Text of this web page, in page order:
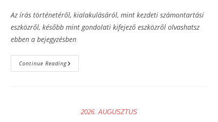
Az írás történetéről, kialakulásáról, mint kezdeti számontartási
eszközről, később mint gondolati kifejező eszközről olvashatsz
ebben a bejegyzésben
Continue ReadingAz
Írás
2026. AUGUSZTUS